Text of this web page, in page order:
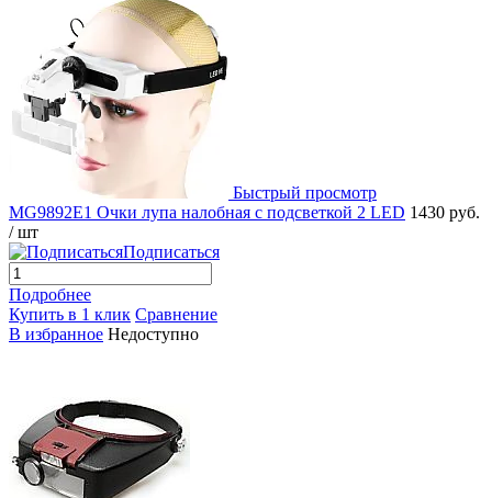
Быстрый просмотр
MG9892E1 Очки лупа налобная с подсветкой 2 LED 1430 руб.
/ шт
Подписаться
Подробнее
Купить в 1 клик Сравнение
В избранное Недоступно